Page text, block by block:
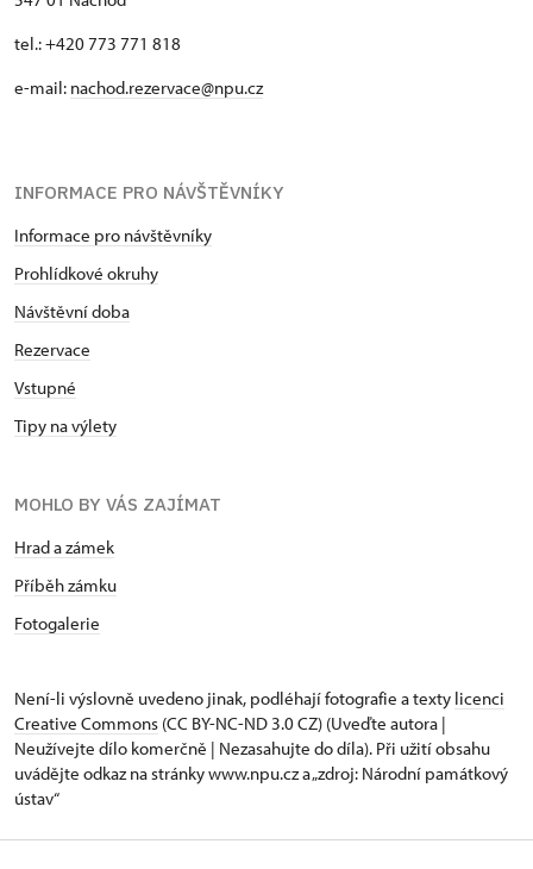
tel.: +420 773 771 818
e-mail: nachod.rezervace@npu.cz
INFORMACE PRO NÁVŠTĚVNÍKY
Informace pro návštěvníky
Prohlídkové okruhy
Návštěvní doba
Rezervace
Vstupné
Tipy na výlety
MOHLO BY VÁS ZAJÍMAT
Hrad a zámek
Příběh zámku
Fotogalerie
Není-li výslovně uvedeno jinak, podléhají fotografie a texty licenci
Creative Commons (CC BY-NC-ND 3.0 CZ) (Uveďte autora |
Neužívejte dílo komerčně | Nezasahujte do díla). Při užití obsahu
uvádějte odkaz na stránky www.npu.cz a „zdroj: Národní památkový
ústav“